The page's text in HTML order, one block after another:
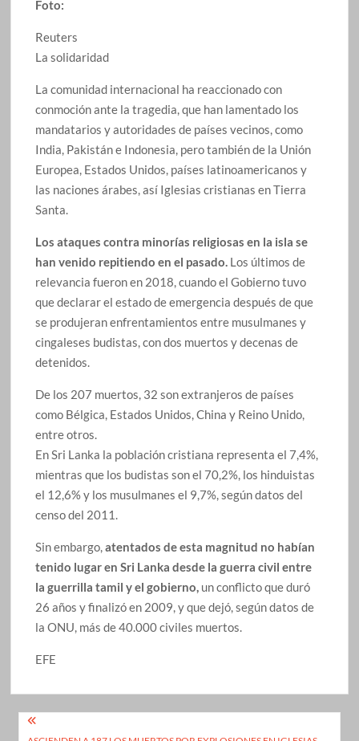
Foto:
Reuters
La solidaridad
La comunidad internacional ha reaccionado con
conmoción ante la tragedia, que han lamentado los
mandatarios y autoridades de países vecinos, como
India, Pakistán e Indonesia, pero también de la Unión
Europea, Estados Unidos, países latinoamericanos y
las naciones árabes, así Iglesias cristianas en Tierra
Santa.
Los ataques contra minorías religiosas en la isla se
han venido repitiendo en el pasado. Los últimos de
relevancia fueron en 2018, cuando el Gobierno tuvo
que declarar el estado de emergencia después de que
se produjeran enfrentamientos entre musulmanes y
cingaleses budistas, con dos muertos y decenas de
detenidos.
De los 207 muertos, 32 son extranjeros de países
como Bélgica, Estados Unidos, China y Reino Unido,
entre otros.
En Sri Lanka la población cristiana representa el 7,4%,
mientras que los budistas son el 70,2%, los hinduistas
el 12,6% y los musulmanes el 9,7%, según datos del
censo del 2011.
Sin embargo,atentados de esta magnitud no habían
tenido lugar en Sri Lanka desde la guerra civil entre
la guerrilla tamil y el gobierno, un conflicto que duró
26 años y finalizó en 2009, y que dejó, según datos de
la ONU, más de 40.000 civiles muertos.
EFE
Navegación